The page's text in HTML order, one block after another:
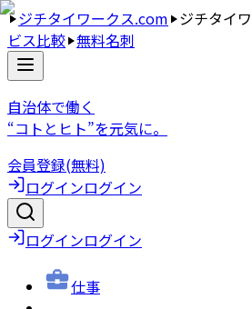
ジチタイワークス.com ジチタイ
ビス比較 無料名刺
自治体で働く
“コトとヒト”を元気に。
会員登録(無料)
ログインログイン
ログインログイン
仕事